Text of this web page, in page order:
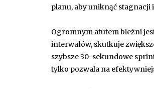
planu, aby uniknąć
Ogromnym atutem bieżni
interwałów, skutkuje
szybsze 30-sekundowe
tylko pozwala na